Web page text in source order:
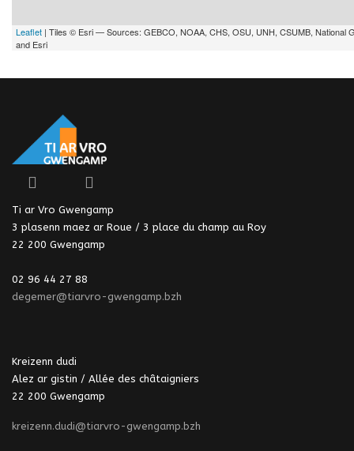
Leaflet | Tiles © Esri — Sources: GEBCO, NOAA, CHS, OSU, UNH, CSUMB, National
and Esri
Ti ar Vro Gwengamp
3 plasenn maez ar Roue / 3 place du champ au Roy
22 200 Gwengamp
02 96 44 27 88
degemer@tiarvro-gwengamp.bzh
Kreizenn dudi
Alez ar gistin / Allée des châtaigniers
22 200 Gwengamp
kreizenn.dudi@tiarvro-gwengamp.bzh